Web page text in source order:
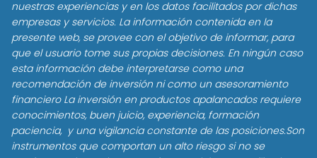
nuestras experiencias y en los datos facilitados por dichas
empresas y servicios. La información contenida en la
presente web, se provee con el objetivo de informar, para
que el usuario tome sus propias decisiones. En ningún caso
esta información debe interpretarse como una
recomendación de inversión ni como un asesoramiento
financiero La inversión en productos apalancados requiere
conocimientos, buen juicio, experiencia, formación
paciencia, y una vigilancia constante de las posiciones.Son
instrumentos que comportan un alto riesgo si no se